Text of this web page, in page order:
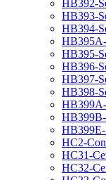
HB392-
HB393-
HB394-
HB395-
HB396-
HB397-
HB398-
HC2-
HC31-
HC32-